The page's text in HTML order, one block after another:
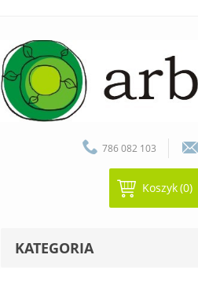
786 082 103
Koszyk(0)
KATEGORIA